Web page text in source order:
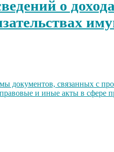
о
документов, связанных с
и иные акты в сфере